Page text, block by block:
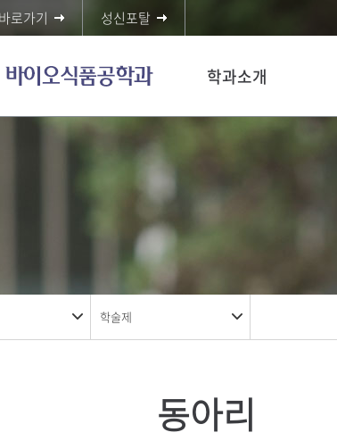
로가기 성신포탈
학과소개
학술제
동아리